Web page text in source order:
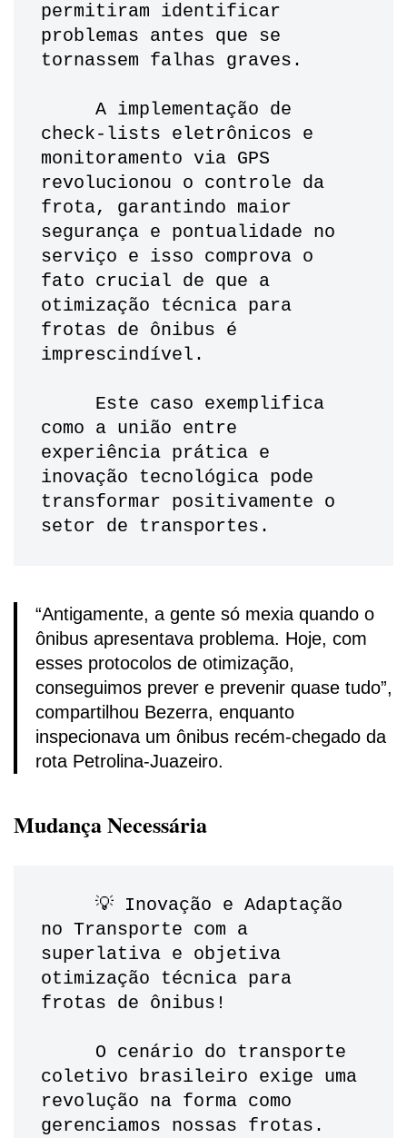
permitiram identificar
problemas antes que se
tornassem falhas graves.
check-lists eletrônicos e
monitoramento via GPS
revolucionou o controle da
frota, garantindo maior
segurança e pontualidade no
serviço e isso comprova o
fato crucial de que a
otimização técnica para
frotas de ônibus é
imprescindível.
como a união entre
experiência prática e
inovação tecnológica pode
transformar positivamente o
setor de transportes.
“Antigamente, a gente só mexia quando o
ônibus apresentava problema. Hoje, com
esses protocolos de otimização,
conseguimos prever e prevenir quase tudo”,
compartilhou Bezerra, enquanto
inspecionava um ônibus recém-chegado da
rota Petrolina-Juazeiro.
Mudança Necessária
no Transporte com a
superlativa e objetiva
otimização técnica para
frotas de ônibus!
coletivo brasileiro exige uma
revolução na forma como
gerenciamos nossas frotas.